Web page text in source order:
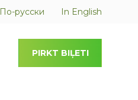
По-русски In English
PIRKT BIĻETI